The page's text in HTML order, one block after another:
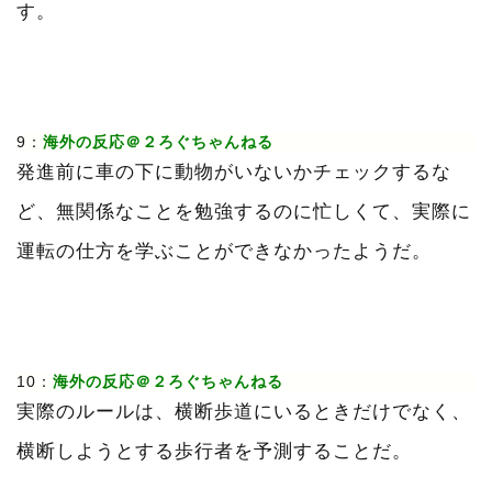
す。
9： 海外の反応＠２ろぐちゃんねる
発進前に車の下に動物がいないかチェックするな
ど、無関係なことを勉強するのに忙しくて、実際に
運転の仕方を学ぶことができなかったようだ。
10： 海外の反応＠２ろぐちゃんねる
実際のルールは、横断歩道にいるときだけでなく、
横断しようとする歩行者を予測することだ。